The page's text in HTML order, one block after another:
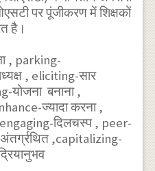
पर पूंजीकरण में शिक्षकों
है।
, parking-
, eliciting-सार
योजना बनाना ,
ज्यादा करना ,
दिलचस्प , peer-
,capitalizing-